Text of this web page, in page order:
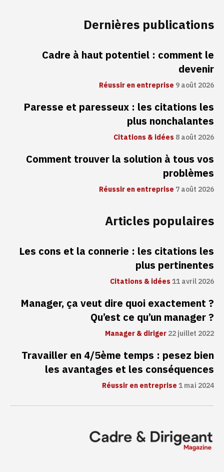
Dernières publications
Cadre à haut potentiel : comment le
devenir
Réussir en entreprise 9 août 2026
Paresse et paresseux : les citations les
plus nonchalantes
Citations & idées8 août 2026
Comment trouver la solution à tous vos
problèmes
Réussir en entreprise 7 août 2026
Articles populaires
Les cons et la connerie : les citations les
plus pertinentes
Citations & idées11 avril 2026
Manager, ça veut dire quoi exactement ?
Qu’est ce qu’un manager ?
Manager & diriger22 juillet 2022
Travailler en 4/5ème temps : pesez bien
les avantages et les conséquences
Réussir en entreprise1 mai 2024